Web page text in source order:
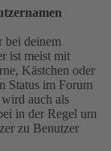
bei deinem
ist meist mit
Kästchen oder
Status im Forum
auch als
in der Regel um
zu Benutzer